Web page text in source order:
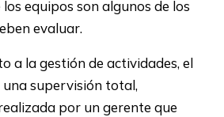
equipos son algunos de los
evaluar.
a la gestión de actividades, el
supervisión total,
por un gerente que